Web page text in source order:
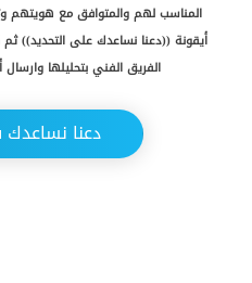
دراسات
الجدوى
المناسب لهم والمتوافق مع هويتهم
أيقونة ((دعنا نساعدك على التحديد)) ثم
الفريق الفني بتحليلها وارسال أقرب 5 مشاريع
دعنا نساعدك في